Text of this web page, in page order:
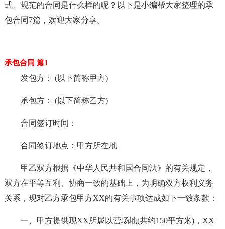
式、规范的合同是什么样的呢？以下是小编帮大家整理的承
包合同7篇，欢迎大家分享。
承包合同 篇1
发包方： (以下简称甲方)
承包方： (以下简称乙方)
合同签订时间：
合同签订地点：甲方所在地
甲乙双方根据《中华人民共和国合同法》的有关规定，
双方在平等互利、协商一致的基础上，为明确双方权利义务
关系，现对乙方承包甲方XX的有关事项达成如下一致条款：
一、甲方提供现XX所属以营场地(共约150平方米)，XX